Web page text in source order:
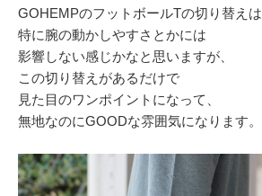
GOHEMPのフットボールTの切り替えは
特に腕の動かしやすさとかには
影響しない感じかなと思いますが、
この切り替えがあるだけで
見た目のワンポイントになって、
無地なのにGOODな雰囲気になります。